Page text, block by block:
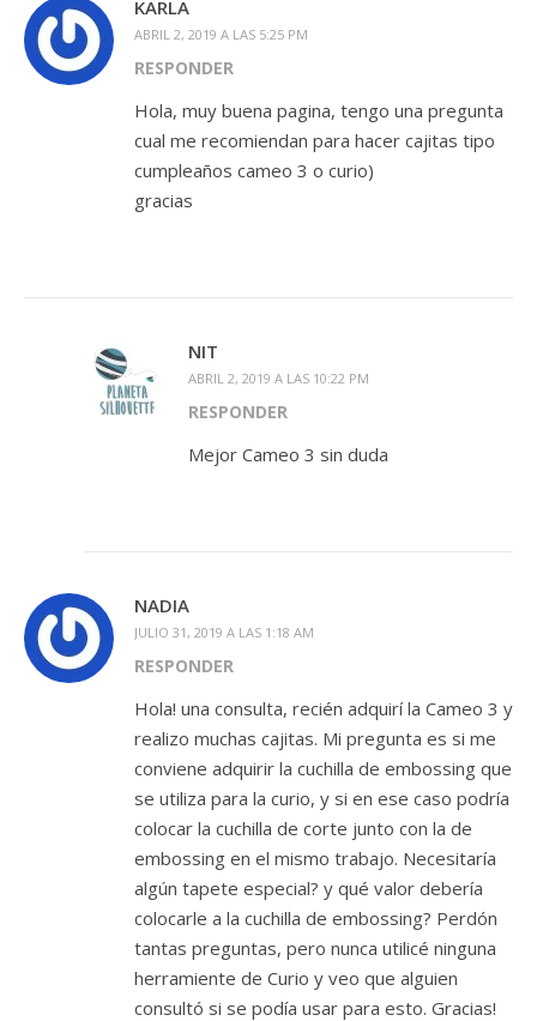
KARLA
ABRIL 2, 2019 A LAS 5:25 PM
RESPONDER
Hola, muy buena pagina, tengo una pregunta
cual me recomiendan para hacer cajitas tipo
cumpleaños cameo 3 o curio)
gracias
NIT
ABRIL 2, 2019 A LAS 10:22 PM
RESPONDER
Mejor Cameo 3 sin duda
NADIA
JULIO 31, 2019 A LAS 1:18 AM
RESPONDER
Hola! una consulta, recién adquirí la Cameo 3 y
realizo muchas cajitas. Mi pregunta es si me
conviene adquirir la cuchilla de embossing que
se utiliza para la curio, y si en ese caso podría
colocar la cuchilla de corte junto con la de
embossing en el mismo trabajo. Necesitaría
algún tapete especial? y qué valor debería
colocarle a la cuchilla de embossing? Perdón
tantas preguntas, pero nunca utilicé ninguna
herramiente de Curio y veo que alguien
consultó si se podía usar para esto. Gracias!